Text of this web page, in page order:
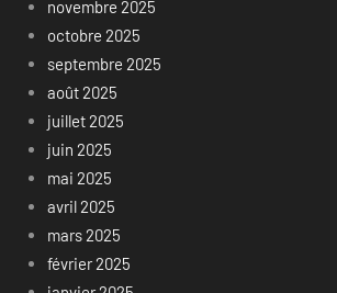
novembre 2025
octobre 2025
septembre 2025
août 2025
juillet 2025
juin 2025
mai 2025
avril 2025
mars 2025
février 2025